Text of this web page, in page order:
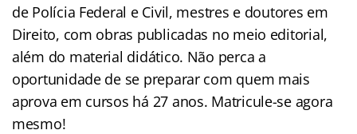
de Polícia Federal e Civil, mestres e doutores em
Direito, com obras publicadas no meio editorial,
além do material didático. Não perca a
oportunidade de se preparar com quem mais
aprova em cursos há 27 anos. Matricule-se agora
mesmo!